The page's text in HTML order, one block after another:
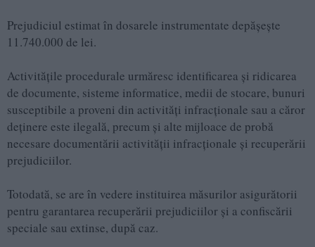
Prejudiciul estimat în dosarele instrumentate depășește
11.740.000 de lei.
Activitățile procedurale urmăresc identificarea și ridicarea
de documente, sisteme informatice, medii de stocare, bunuri
susceptibile a proveni din activități infracționale sau a căror
deținere este ilegală, precum și alte mijloace de probă
necesare documentării activității infracționale și recuperării
prejudiciilor.
Totodată, se are în vedere instituirea măsurilor asigurătorii
pentru garantarea recuperării prejudiciilor și a confiscării
speciale sau extinse, după caz.